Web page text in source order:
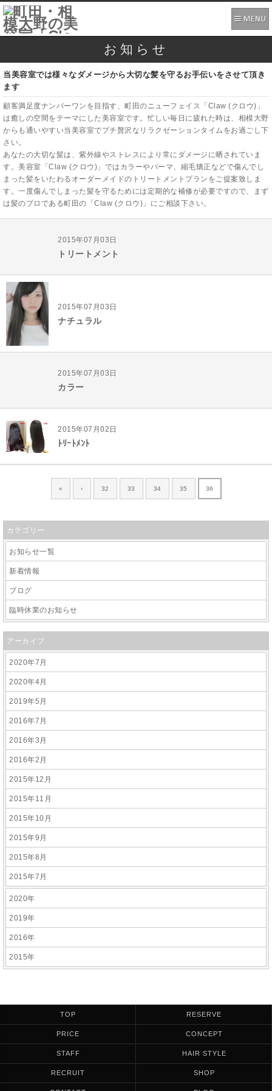
お知らせ
当美容室では様々なダメージから大切な髪を守るお手伝いをさせて頂き
ます
顧客満足度ナンバーワンを目指す、町田のニューフェイス「Claw (クロウ)」
は癒しの空間をテーマにした美容室です。忙しい毎日に疲れた時は、相模大野
からも通いやすい当美容室でプチ贅沢なリラクゼーションタイムをお過ごし下
さい。
あなたの大切な髪は、紫外線やストレスにより常にダメージに晒されていま
す。美容室「Claw (クロウ)」ではカラーやパーマ、縮毛矯正などで傷んでし
まった髪をいたわるオーダーメイドのトリートメントプランをご提案致しま
す。一度傷んでしまった髪を守るためには定期的な補修が必要ですので、まず
は髪のプロである町田の「Claw (クロウ)」にご相談下さい。
2015年07月03日
トリートメント
2015年07月03日
ナチュラル
2015年07月03日
カラー
2015年07月02日
ﾄﾘｰﾄﾒﾝﾄ
« ‹ 32 33 34 35 36
カテゴリー
お知らせ一覧
新着情報
ブログ
臨時休業のお知らせ
アーカイブ
2020年7月
2020年4月
2019年5月
2016年7月
2016年3月
2016年2月
2015年12月
2015年11月
2015年10月
2015年9月
2015年8月
2015年7月
2020年
2019年
2016年
2015年
TOP RESERVE
PRICE CONCEPT
STAFF HAIR STYLE
RECRUIT SHOP